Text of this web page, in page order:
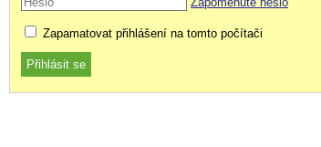
Zapamatovat přihlášení na tomto počítači